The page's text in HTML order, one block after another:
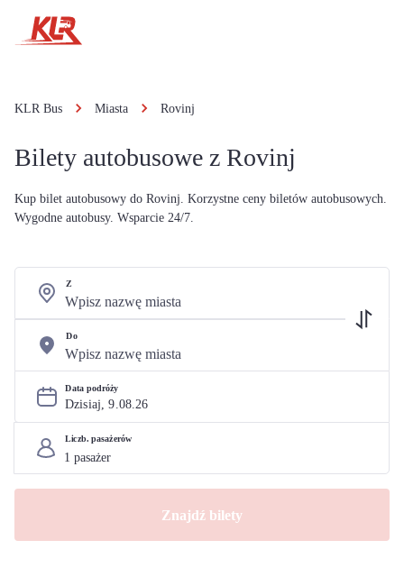
KLR Bus Miasta Rovinj
Bilety autobusowe z Rovinj
Kup bilet autobusowy do Rovinj. Korzystne ceny biletów autobusowych.
Wygodne autobusy. Wsparcie 24/7.
Z
Do
Data podróży
Dzisiaj, 9.08.26
Liczb. pasażerów
Znajdź bilety